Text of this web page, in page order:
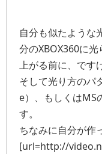
自分も似たような
分のXBOX360に
上がる前に、です
そして光り方のパ
e）、もしくはMS
す。
ちなみに自分が作
[url=http://